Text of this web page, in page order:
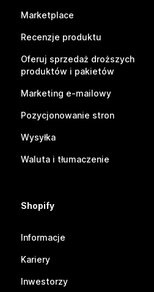
Marketplace
Recenzje produktu
Oferuj sprzedaż droższych
produktów i pakietów
Marketing e-mailowy
Pozycjonowanie stron
Wysyłka
Waluta i tłumaczenie
Shopify
Informacje
Kariery
Inwestorzy